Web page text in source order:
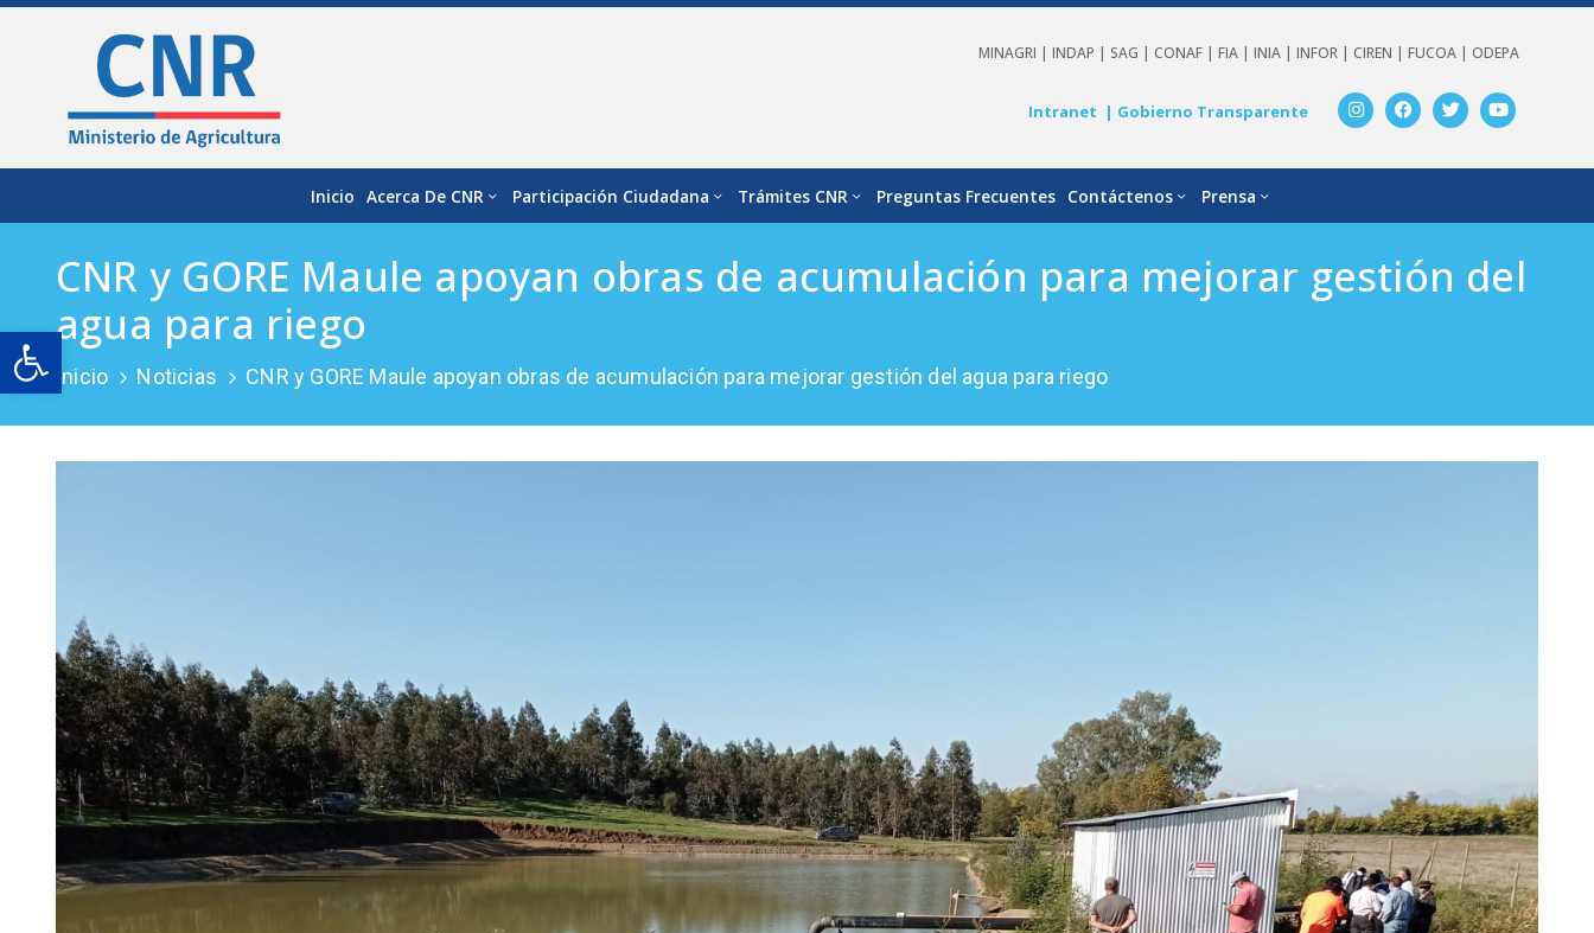
Open toolbar
MINAGRI |INDAP | SAG | CONAF |FIA |INIA |INFOR | CIREN |FUCOA | ODEPA
Intranet | Gobierno Transparente
Inicio Acerca De CNR Participación Ciudadana Trámites CNR Preguntas Frecuentes Contáctenos Prensa
CNR y GORE Maule apoyan obras de acumulación para mejorar gestión del
agua para riego
Inicio Noticias CNR y GORE Maule apoyan obras de acumulación para mejorar gestión del agua para riego